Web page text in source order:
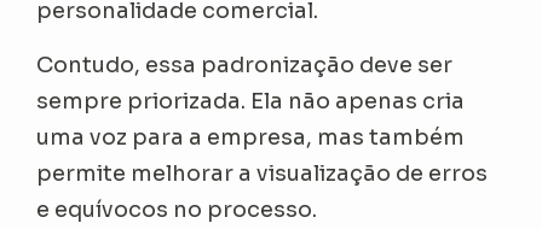
personalidade comercial.
Contudo, essa padronização deve ser
sempre priorizada. Ela não apenas cria
uma voz para a empresa, mas também
permite melhorar a visualização de erros
e equívocos no processo.